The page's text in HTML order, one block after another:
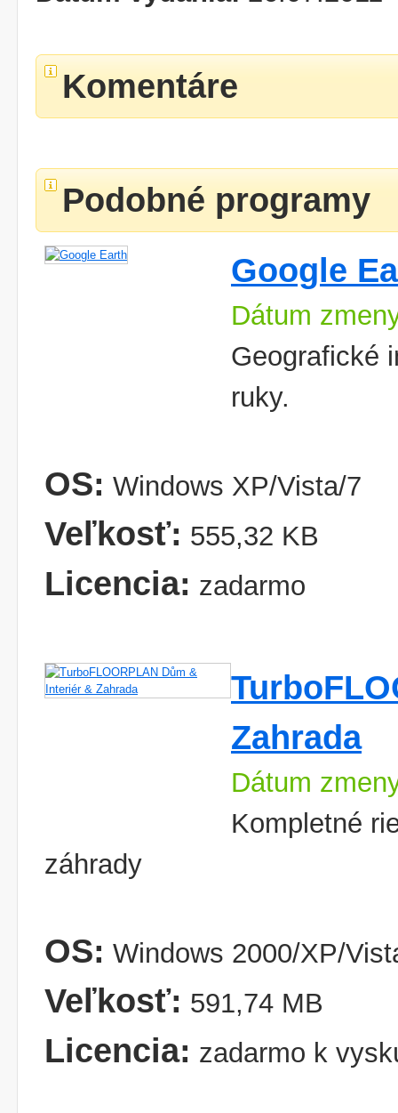
Komentáre
Podobné programy
Google
Dátum
Geografické
ruky.
OS: Windows XP/Vista/7
Veľkosť: 555,32 KB
Licencia: zadarmo
Zahrada
Dátum
Kompletné
záhrady
OS: Windows 2000/XP/
Veľkosť: 591,74 MB
Licencia: zadarmo k